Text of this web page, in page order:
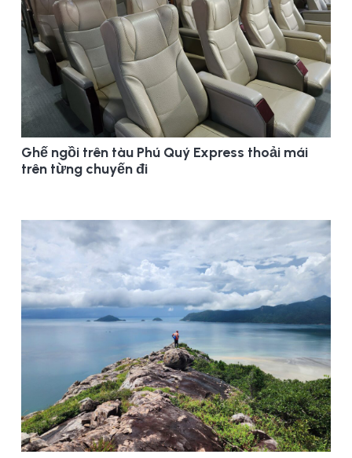
Ghế ngồi trên tàu Phú Quý Express thoải mái
trên từng chuyến đi